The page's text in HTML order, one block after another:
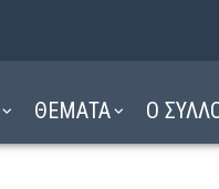
ΘΕΜΑΤΑ Ο